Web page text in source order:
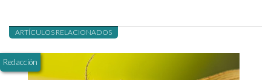
ARTÍCULOS RELACIONADOS
Redacción